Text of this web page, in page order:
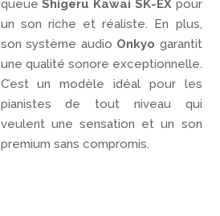
queueShigeru Kawai SK-EXpour
un son riche et réaliste. En plus,
son système audio Onkyo garantit
une qualité sonore exceptionnelle.
C’est un modèle idéal pour les
pianistes de tout niveau qui
veulent une sensation et un son
premium sans compromis.